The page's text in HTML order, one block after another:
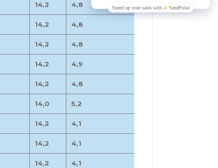
14,2 4,8
14,2 4,8
14,2 4,8
14,2 4,9
14,2 4,8
14,0 5,2
14,2 4,1
14,2 4,1
14,2 4,1